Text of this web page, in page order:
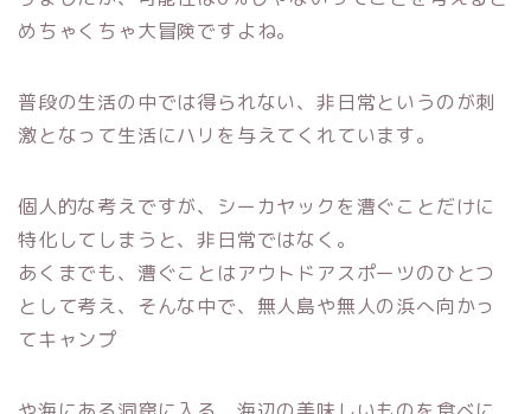
めちゃくちゃ大冒険ですよね。
普段の生活の中では得られない、非日常というのが刺
激となって生活にハリを与えてくれています。
個人的な考えですが、シーカヤックを漕ぐことだけに
特化してしまうと、非日常ではなく。
あくまでも、漕ぐことはアウトドアスポーツのひとつ
として考え、そんな中で、無人島や無人の浜へ向かっ
てキャンプ